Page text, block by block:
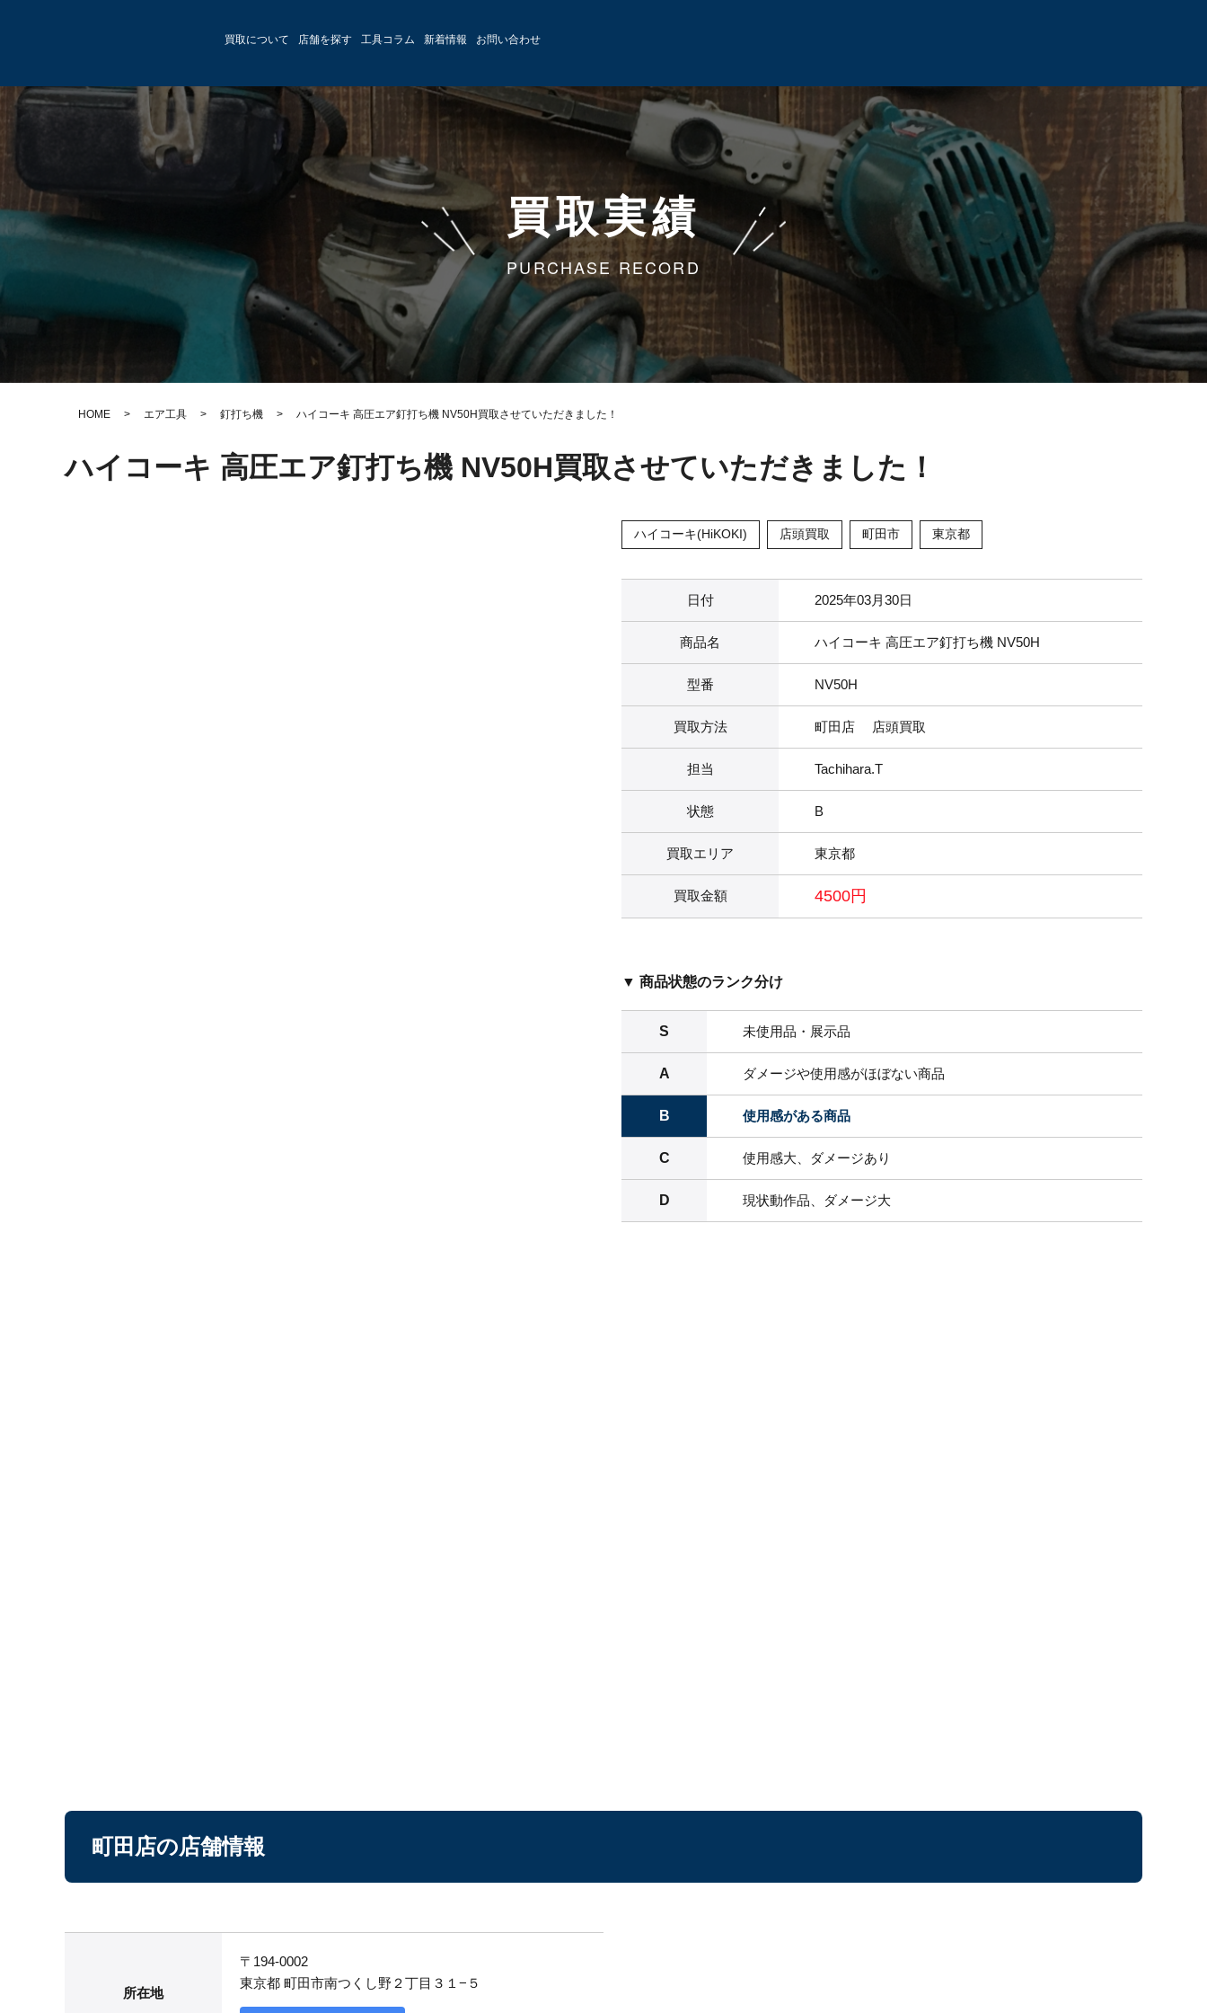
買取について 店舗を探す 工具コラム 新着情報 お問い合わせ
買取実績
PURCHASE RECORD
HOME > エア工具 > 釘打ち機 > ハイコーキ 高圧エア釘打ち機 NV50H買取させていただきました！
ハイコーキ 高圧エア釘打ち機 NV50H買取させていただきました！
ハイコーキ(HiKOKI) 店頭買取 町田市 東京都
日付 2025年03月30日
商品名 ハイコーキ 高圧エア釘打ち機 NV50H
型番 NV50H
買取方法 町田店 店頭買取
担当 Tachihara.T
状態 B
買取エリア 東京都
買取金額 4500円
▼ 商品状態のランク分け
S 未使用品・展示品
A ダメージや使用感がほぼない商品
B 使用感がある商品
C 使用感大、ダメージあり
D 現状動作品、ダメージ大
町田店の店舗情報
所在地
〒194-0002
東京都 町田市南つくし野２丁目３１−５